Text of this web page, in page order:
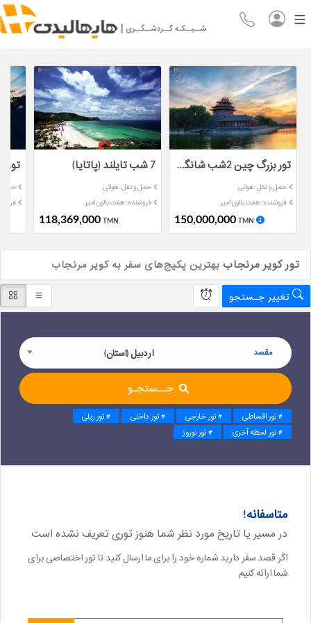
تور بزرگ چین 2شب شانگهای 2شب هانگژو 4شب پکن
حمل و نقل: هوائی
فروشنده: هفت بالون امیر
150,000,000 TMN
7 شب تایلند (پاتایا)
حمل و نقل: هوائی
فروشنده: هفت بالون امیر
118,369,000 TMN
تور
حمل
تور کویر مرنجاب بهترین پکیج‌های سفر به کویر مرنجاب
تغییر جـستجو
مقصد اردبیل (استان)
جــستجـو
# تور اقساطی # تور خارجی # تور داخلی # تور ریلی
# تور لحظه آخری # تور نوروز
متاسفانه!
در مسیر یا تاریخ مورد نظر شما هنوز توری تعریف نشده است
اگر قصد سفر دارید شماره خود را برای ما ارسال کنید تا تور اختصاصی برای
شما ارائه کنیم